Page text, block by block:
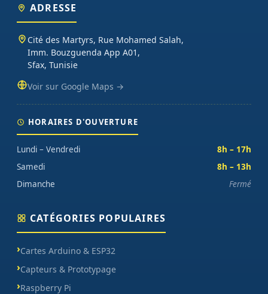
ADRESSE
Cité des Martyrs, Rue Mohamed Salah,
Imm. Bouzguenda App A01,
Sfax, Tunisie
Voir sur Google Maps →
HORAIRES D'OUVERTURE
Lundi – Vendredi
8h – 17h
Samedi
8h – 13h
Dimanche
Fermé
CATÉGORIES POPULAIRES
Cartes Arduino & ESP32
Capteurs & Prototypage
Raspberry Pi